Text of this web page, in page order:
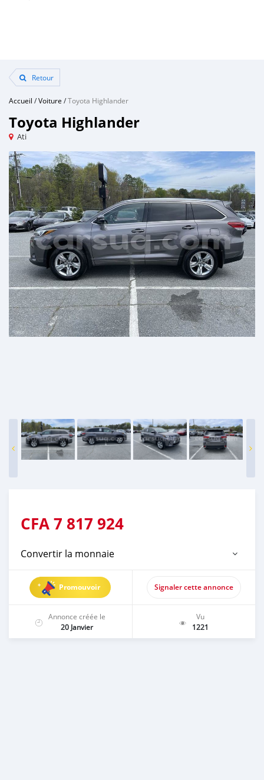
Retour
Accueil /Voiture /Toyota Highlander
Toyota Highlander
Ati
CFA7 817 924
Convertir la monnaie
Promouvoir Signaler cette annonce
Annonce créée le
20 Janvier
Vu
1221